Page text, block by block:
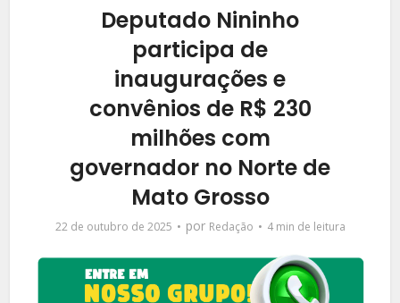
Deputado Nininho
participa de
inaugurações e
convênios de R$ 230
milhões com
governador no Norte de
Mato Grosso
22 de outubro de 2025 por Redação 4 min de leitura